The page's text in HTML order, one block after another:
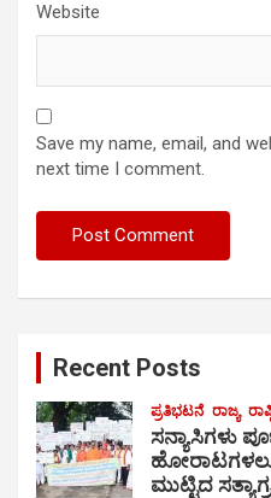
Website
Save my name, email, and
next time I comment.
Recent Posts
ಪ್ರತಿಭಟನೆ ರಾಜ್ಯ
ಸನ್ಯಾಸಿಗಳು
ಮುಟ್ಟಿದ